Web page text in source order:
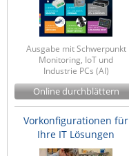
Power Kingdom
Poynting
Raritan
Riello UPS
Server Technology
Siretta
SIRIO Antenne
Ausgabe mit Schwerpunkt
Monitoring, IoT und
Industrie PCs (AI)
Online durchblättern
Vorkonfigurationen für
Ihre IT Lösungen